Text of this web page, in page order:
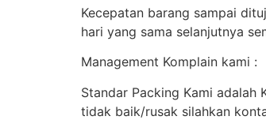
Kecepatan barang sampai
hari yang sama selanjutnya
Management Komplain kami :
Standar Packing Kami
tidak baik/rusak silahkan